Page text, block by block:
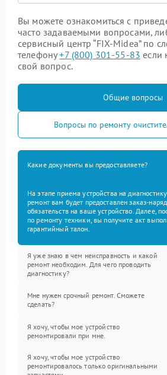
Вы можете ознакомиться с
часто задаваемыми вопросами,
сервисный центр “FIX-Midea” по
телефону+7 (800) 301-55-83 если
свой вопрос.
Общие вопросы
Вопросы по ремонту
Какие документы вы предоставляете?
На этапе приема устройства на
ремонт вам будет предоставлен заказ-
обязательств на ваше устройство. Далее,
по ремонту техники, вы получите акт
гарантийный талон.
Я уже знаю в чем неисправность и какой
ремонт необходим. Для чего проводить
диагностику?
Мне нужен срочный ремонт. Сможете
сделать?
Я хочу, чтобы мое устройство
ремонтировали при мне.
Я хочу, чтобы мое устройство
ремонтировалось только оригинальными